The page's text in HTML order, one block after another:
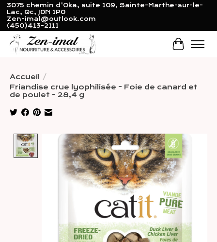
3075 chemin d'Oka, suite 109, Sainte-Marthe-sur-le-
Lac, Qc, J0N 1P0
Zen-imal@outlook.com
(450)413-2111
Panier
Accueil /
Friandise crue lyophilisée - Foie de canard et
de poulet - 28,4 g
Product image slideshow Items